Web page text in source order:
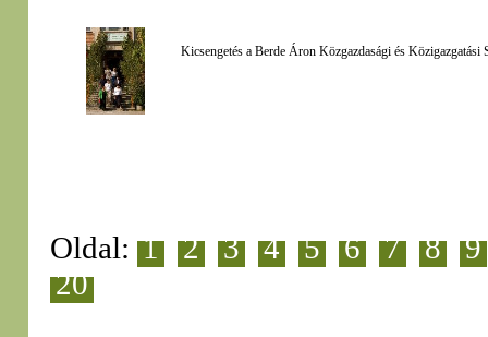
Kicsengetés a Berde Áron Közgazdasági és
Oldal: 1 2 3 4 5 6 7 8
9
20